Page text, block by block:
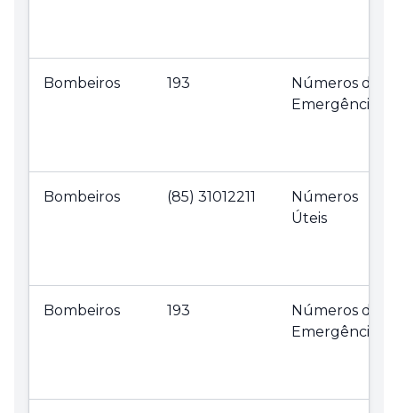
Bombeiros 193
Números de
Emergência
Bombeiros (85) 31012211
Números
Úteis
Bombeiros 193
Números de
Emergência